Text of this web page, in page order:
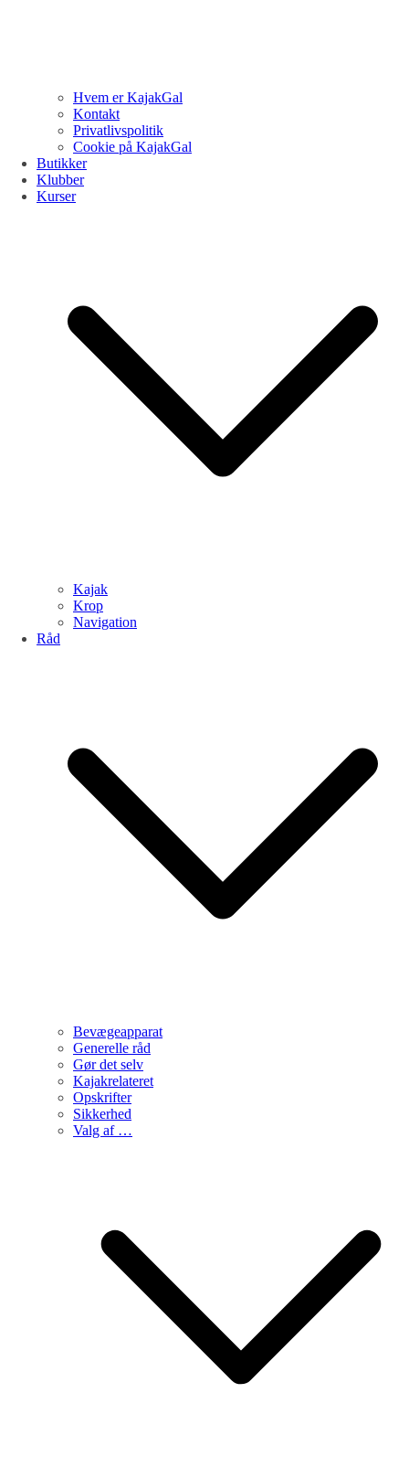
Hvem er KajakGal
Kontakt
Privatlivspolitik
Cookie på KajakGal
Butikker
Klubber
Kurser
Kajak
Krop
Navigation
Råd
Bevægeapparat
Generelle råd
Gør det selv
Kajakrelateret
Opskrifter
Sikkerhed
Valg af …